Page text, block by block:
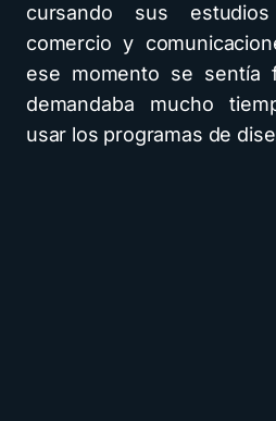
cursando sus
comercio y
ese momento se sentía
demandaba mucho
usar los programas de